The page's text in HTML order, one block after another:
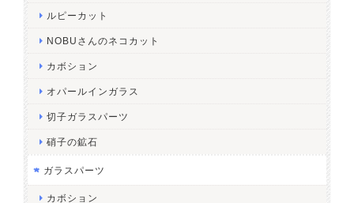
ルピーカット
NOBUさんのネコカット
カボション
オパールインガラス
切子ガラスパーツ
硝子の鉱石
ガラスパーツ
カボション